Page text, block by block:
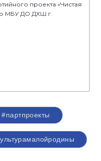
проекта «Чистая
МБУ ДО ДХШ г.
#партпроекты